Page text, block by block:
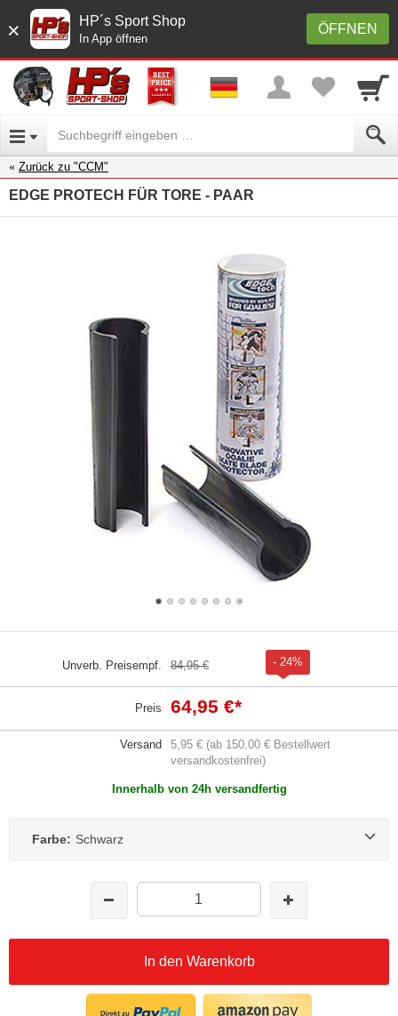
× ÖFFNEN
HP´s Sport Shop
In App öffnen
Zurück zu "CCM"
EDGE PROTECH FÜR TORE - PAAR
Unverb. Preisempf. 84,95 € - 24%
Preis 64,95 €*
Versand
5,95 € (ab 150,00 € Bestellwert
versandkostenfrei)
Innerhalb von 24h versandfertig
Farbe: Schwarz
In den Warenkorb